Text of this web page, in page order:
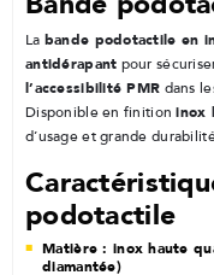
La bande podotactile en
antidérapant pour
l’accessibilité PMR dans
Disponible en finitioninox
d’usage et grande
podotactile
Matière : inox haute
diamantée)